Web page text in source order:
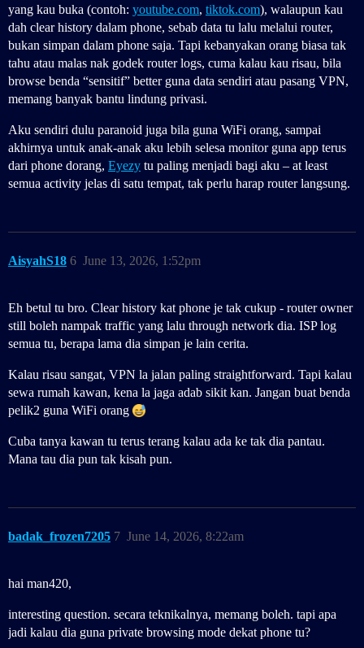
yang kau buka (contoh: youtube.com, tiktok.com), walaupun kau
dah clear history dalam phone, sebab data tu lalu melalui router,
bukan simpan dalam phone saja. Tapi kebanyakan orang biasa tak
tahu atau malas nak godek router logs, cuma kalau kau risau, bila
browse benda “sensitif” better guna data sendiri atau pasang VPN,
memang banyak bantu lindung privasi.
Aku sendiri dulu paranoid juga bila guna WiFi orang, sampai
akhirnya untuk anak-anak aku lebih selesa monitor guna app terus
dari phone dorang, Eyezy tu paling menjadi bagi aku – at least
semua activity jelas di satu tempat, tak perlu harap router langsung.
AisyahS18 June 13, 2026, 1:52pm
6
Eh betul tu bro. Clear history kat phone je tak cukup - router owner
still boleh nampak traffic yang lalu through network dia. ISP log
semua tu, berapa lama dia simpan je lain cerita.
Kalau risau sangat, VPN la jalan paling straightforward. Tapi kalau
sewa rumah kawan, kena la jaga adab sikit kan. Jangan buat benda
pelik2 guna WiFi orang
Cuba tanya kawan tu terus terang kalau ada ke tak dia pantau.
Mana tau dia pun tak kisah pun.
badak_frozen7205 June 14, 2026, 8:22am
7
hai man420,
interesting question. secara teknikalnya, memang boleh. tapi apa
jadi kalau dia guna private browsing mode dekat phone tu?